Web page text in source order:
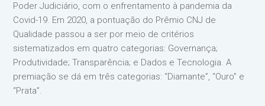
Poder Judiciário, com o enfrentamento à pandemia da
Covid-19. Em 2020, a pontuação do Prêmio CNJ de
Qualidade passou a ser por meio de critérios
sistematizados em quatro categorias: Governança;
Produtividade; Transparência; e Dados e Tecnologia. A
premiação se dá em três categorias: “Diamante”, “Ouro” e
“Prata”.